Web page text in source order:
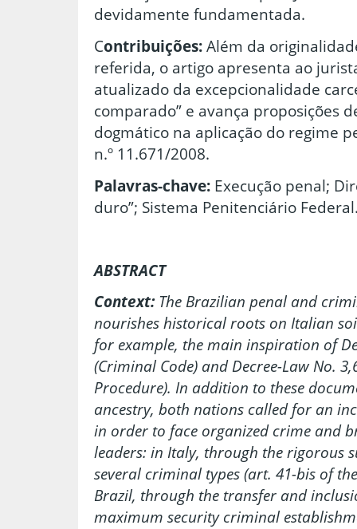
devidamente fundamentada.
Contribuições:Além da
referida, o artigo apresenta ao
atualizado da excepcionalidade
comparado” e avança proposições
dogmático na aplicação do regime
n.º 11.671/2008.
Palavras-chave: Execução penal;
duro”; Sistema Penitenciário
ABSTRACT
Context:The Brazilian penal and
nourishes historical roots on Italian
for example, the main inspiration of
(Criminal Code) and Decree-Law No.
Procedure). In addition to these
ancestry, both nations called for an
in order to face organized crime and
leaders: in Italy, through the rigorous
several criminal types (art. 41-bis of
Brazil, through the transfer and
maximum security criminal